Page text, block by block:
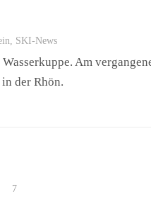
, SKI-News
Am
der Rhön.
7